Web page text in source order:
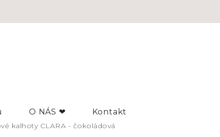
O NÁS ❤ Kontakt
kalhoty CLARA - čokoládová